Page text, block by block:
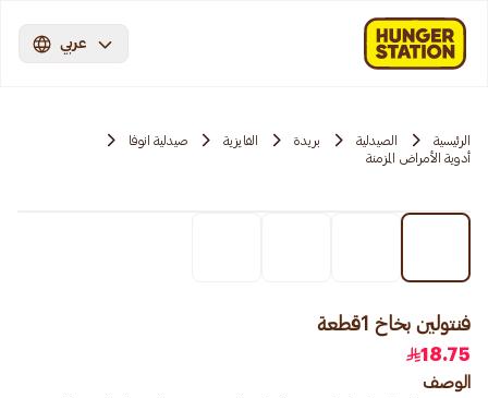
عربي
الرئيسية الصيدلية بريدة الفايزية
صيدلية انوفا
أدوية الأمراض المزمنة
فنتولين بخاخ 1قطعة
18.75
الوصف